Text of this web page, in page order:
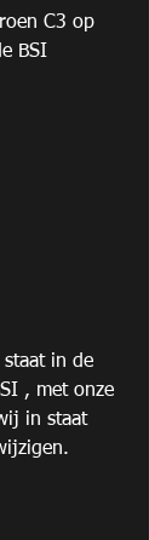
C3 op
BSI
in de
, met onze
in staat